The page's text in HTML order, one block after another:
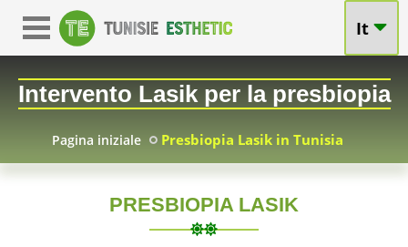
It
Intervento Lasik per la presbiopia
Pagina iniziale Presbiopia Lasik in Tunisia
Chirurgia
PRESBIOPIA LASIK